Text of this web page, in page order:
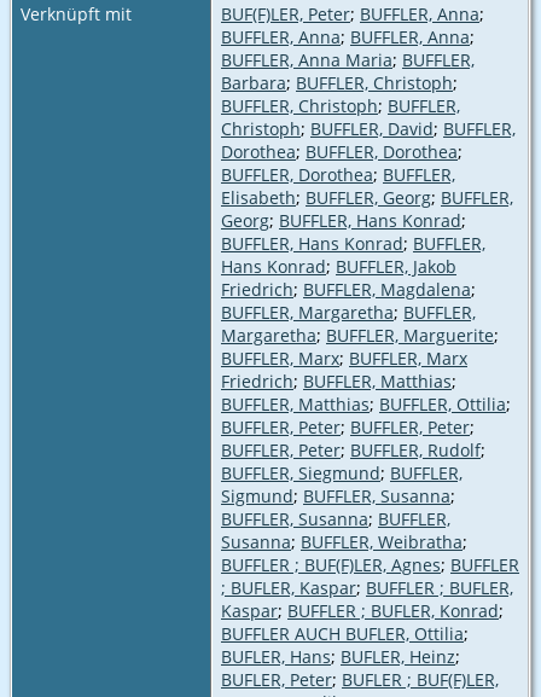
Verknüpft mit
BUF(F)LER, Peter; BUFFLER, Anna;
BUFFLER, Anna; BUFFLER, Anna;
BUFFLER, Anna Maria; BUFFLER,
Barbara; BUFFLER, Christoph;
BUFFLER, Christoph; BUFFLER,
Christoph; BUFFLER, David; BUFFLER,
Dorothea; BUFFLER, Dorothea;
BUFFLER, Dorothea; BUFFLER,
Elisabeth; BUFFLER, Georg; BUFFLER,
Georg; BUFFLER, Hans Konrad;
BUFFLER, Hans Konrad; BUFFLER,
Hans Konrad; BUFFLER, Jakob
Friedrich; BUFFLER, Magdalena;
BUFFLER, Margaretha; BUFFLER,
Margaretha; BUFFLER, Marguerite;
BUFFLER, Marx; BUFFLER, Marx
Friedrich; BUFFLER, Matthias;
BUFFLER, Matthias; BUFFLER, Ottilia;
BUFFLER, Peter; BUFFLER, Peter;
BUFFLER, Peter; BUFFLER, Rudolf;
BUFFLER, Siegmund; BUFFLER,
Sigmund; BUFFLER, Susanna;
BUFFLER, Susanna; BUFFLER,
Susanna; BUFFLER, Weibratha;
BUFFLER ; BUF(F)LER, Agnes; BUFFLER
; BUFLER, Kaspar; BUFFLER ; BUFLER,
Kaspar; BUFFLER ; BUFLER, Konrad;
BUFFLER AUCH BUFLER, Ottilia;
BUFLER, Hans; BUFLER, Heinz;
BUFLER, Peter; BUFLER ; BUF(F)LER,